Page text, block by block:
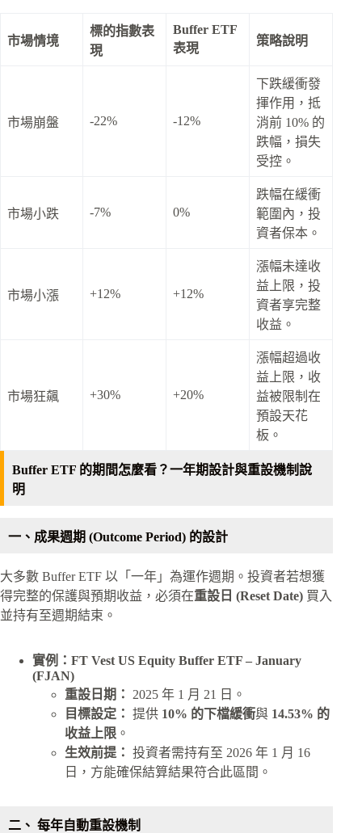
市場情境
標的指數表
現
Buffer ETF
表現
策略說明
市場崩盤 -22% -12%
下跌緩衝發
揮作用，抵
消前 10% 的
跌幅，損失
受控。
市場小跌 -7% 0%
跌幅在緩衝
範圍內，投
資者保本。
市場小漲 +12% +12%
漲幅未達收
益上限，投
資者享完整
收益。
市場狂飆 +30% +20%
漲幅超過收
益上限，收
益被限制在
預設天花
板。
Buffer ETF 的期間怎麼看？一年期設計與重設機制說
明
一、成果週期 (Outcome Period) 的設計
大多數 Buffer ETF 以「一年」為運作週期。投資者若想獲
得完整的保護與預期收益，必須在重設日 (Reset Date) 買入
並持有至週期結束。
實例：FT Vest US Equity Buffer ETF – January
(FJAN)
重設日期：
2025 年 1 月 21 日。
目標設定： 提供 10% 的下檔緩衝與 14.53% 的
收益上限 。
生效前提： 投資者需持有至 2026 年 1 月 16
日，方能確保結算結果符合此區間。
二、 每年自動重設機制